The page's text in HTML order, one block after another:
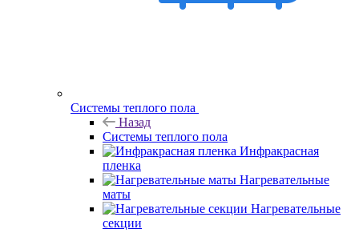
Системы теплого пола
Назад
Системы теплого пола
Инфракрасная
пленка
Нагревательные
маты
Нагревательные
секции